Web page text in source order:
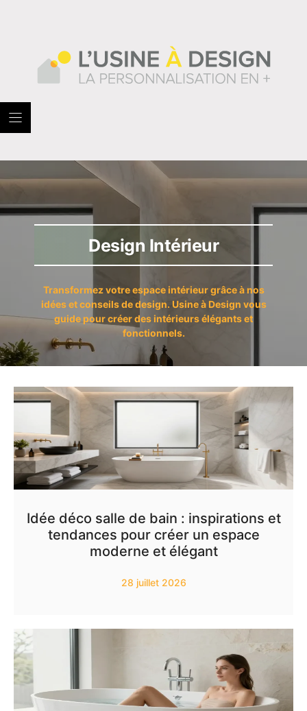
Design Intérieur
Transformez votre espace intérieur grâce à nos
idées et conseils de design. Usine à Design vous
guide pour créer des intérieurs élégants et
fonctionnels.
Idée déco salle de bain : inspirations et
tendances pour créer un espace
moderne et élégant
28 juillet 2026